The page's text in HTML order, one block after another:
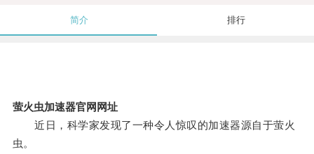
简介 排行
萤火虫加速器官网网址
近日，科学家发现了一种令人惊叹的加速器源自于萤火
虫。